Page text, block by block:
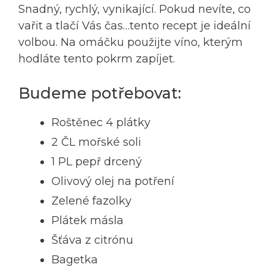
Snadný, rychlý, vynikající. Pokud nevíte, co
vařit a tlačí Vás čas…tento recept je ideální
volbou. Na omáčku použijte víno, kterým
hodláte tento pokrm zapíjet.
Budeme potřebovat:
Roštěnec 4 plátky
2 ČL mořské soli
1 PL pepř drcený
Olivový olej na potření
Zelené fazolky
Plátek másla
Šťáva z citrónu
Bagetka